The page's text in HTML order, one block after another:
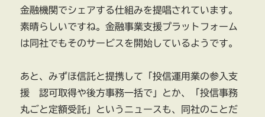
金融機関でシェアする仕組みを提唱されています。
素晴らしいですね。金融事業支援プラットフォーム
は同社でもそのサービスを開始しているようです。
あと、みずほ信託と提携して「投信運用業の参入支
援 認可取得や後方事務一括で」とか、「投信事務
丸ごと定額受託」というニュースも、同社のことだ